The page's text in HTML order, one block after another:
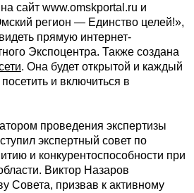
сайт www.omskportal.ru и
регион — Единство целей!»,
прямую интернет-
Экспоцентра. Также создана
. Она будет открытой и каждый
и включиться в
проведения экспертизы
экспертный совет по
и конкурентоспособности при
Виктор Назаров
Совета, призвав к активному